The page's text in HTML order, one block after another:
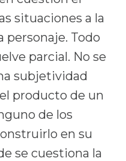
situaciones a la
personaje. Todo
parcial. No se
subjetividad
producto de un
de los
en su
se cuestiona la